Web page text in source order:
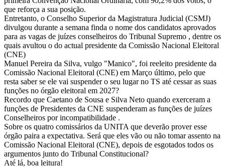
que reforça a sua posição.
Entretanto, o Conselho Superior da Magistratura Judicial (CSMJ)
divulgou durante a semana finda o nome dos candidatos aprovados
para as vagas de juízes conselheiros do Tribunal Supremo , dentre os
quais avultou o do actual presidente da Comissão Nacional Eleitoral
(CNE)
Manuel Pereira da Silva, vulgo "Manico", foi reeleito presidente da
Comissão Nacional Eleitoral (CNE) em Março último, pelo que
resta saber se ele vai suspender o seu lugar no TS até cessar as suas
funções no órgão eleitoral em 2027?
Recordo que Caetano de Sousa e Silva Neto quando exerceram a
funções de Presidentes da CNE suspenderam as funções de juízes
Conselheiros por incompatibilidade .
Sobre os quatro comissários da UNITA que deverão prover esse
órgão paira a expectativa. Será que eles vão ou não tomar assento na
Comissão Nacional Eleitoral (CNE), depois de esgotados todos os
argumentos junto do Tribunal Constitucional?
Até lá, boa leitura!